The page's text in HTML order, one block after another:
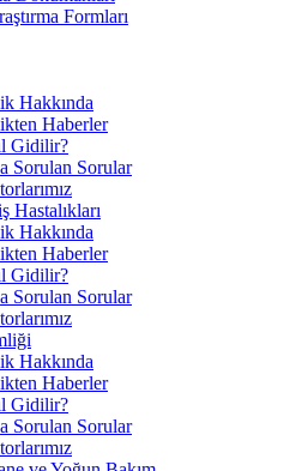
Formları
Hakkında
Haberler
Gidilir?
Sorulan Sorular
Hastalıkları
Hakkında
Haberler
Gidilir?
Sorulan Sorular
Hakkında
Haberler
Gidilir?
Sorulan Sorular